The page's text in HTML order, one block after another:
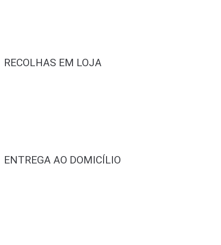
RECOLHAS EM LOJA
ENTREGA AO DOMICÍLIO